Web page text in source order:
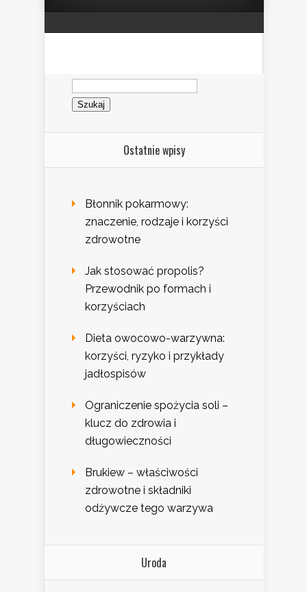
Szukaj:
Ostatnie wpisy
Błonnik pokarmowy:
znaczenie, rodzaje i korzyści
zdrowotne
Jak stosować propolis?
Przewodnik po formach i
korzyściach
Dieta owocowo-warzywna:
korzyści, ryzyko i przykłady
jadłospisów
Ograniczenie spożycia soli –
klucz do zdrowia i
długowieczności
Brukiew – właściwości
zdrowotne i składniki
odżywcze tego warzywa
Uroda